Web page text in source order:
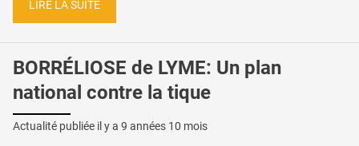
LIRE LA SUITE
BORRÉLIOSE de LYME: Un plan
national contre la tique
Actualité publiée il y a 9 années 10 mois